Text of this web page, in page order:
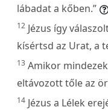
lábadat a kőben.”
12 Jézus így
kísértsd az Urat, a
13 Amikor
eltávozott tőle az
14 Jézus a Lélek